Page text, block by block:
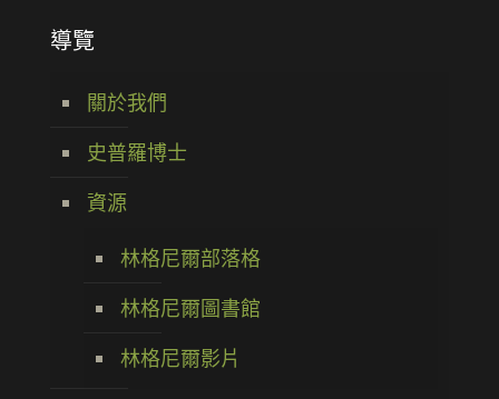
導覽
關於我們
史普羅博士
資源
林格尼爾部落格
林格尼爾圖書館
林格尼爾影片